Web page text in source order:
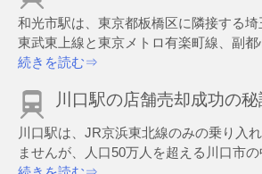
和光市駅は、東京都板橋区に隣接する埼
東武東上線と東京メトロ有楽町線、副都
続きを読む⇒
川口駅の店舗売却成功の
川口駅は、JR京浜東北線のみの乗り入
ませんが、人口50万人を超える川口市